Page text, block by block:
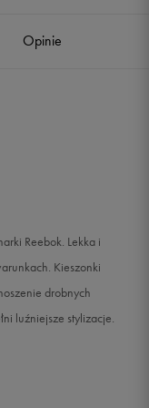
Opinie
Reebok. Lekka i
Kieszonki
drobnych
luźniejsze stylizacje.